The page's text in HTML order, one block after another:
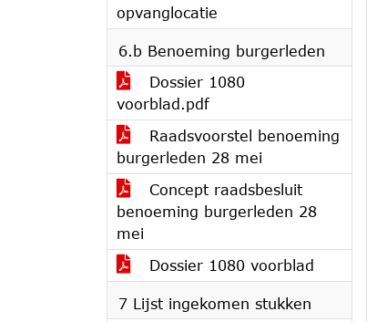
opvanglocatie
6.b Benoeming burgerleden
Dossier 1080
voorblad.pdf
Raadsvoorstel benoeming
burgerleden 28 mei
Concept raadsbesluit
benoeming burgerleden 28
mei
Dossier 1080 voorblad
7 Lijst ingekomen stukken